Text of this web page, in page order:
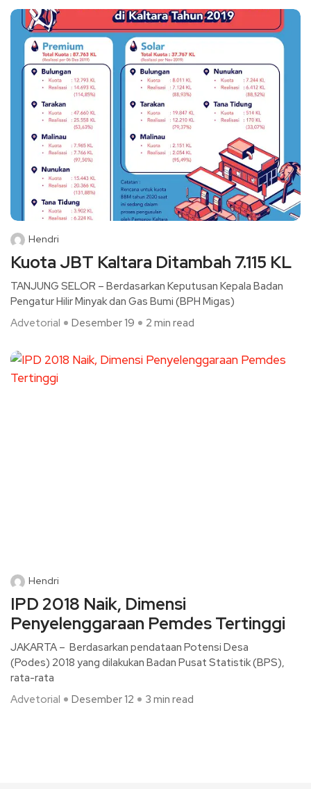
Hendri
Kuota JBT Kaltara Ditambah 7.115 KL
TANJUNG SELOR – Berdasarkan Keputusan Kepala Badan
Pengatur Hilir Minyak dan Gas Bumi (BPH Migas)
Advetorial
Desember 19 2 min read
Hendri
IPD 2018 Naik, Dimensi
Penyelenggaraan Pemdes Tertinggi
JAKARTA – Berdasarkan pendataan Potensi Desa
(Podes) 2018 yang dilakukan Badan Pusat Statistik (BPS),
rata-rata
Advetorial
Desember 12 3 min read